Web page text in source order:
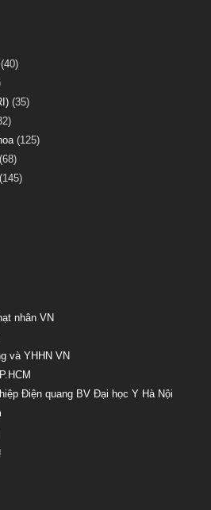
(40)
(35)
(125)
(68)
(145)
nhân VN
và YHHN VN
Điện quang BV Đại học Y Hà Nội